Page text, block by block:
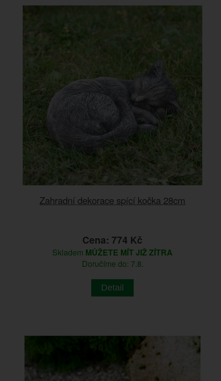
Zahradní dekorace spící kočka 28cm
Cena: 774 Kč
Skladem MŮŽETE MÍT JIŽ ZÍTRA
Doručíme do: 7.8.
Detail